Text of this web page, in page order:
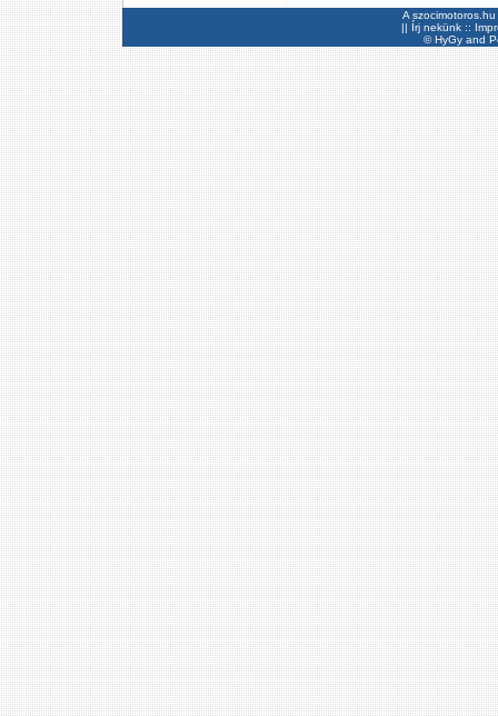
A
|| Írj nekünk ::
©HyGyand